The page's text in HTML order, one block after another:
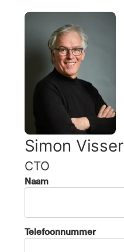
Simon Visser
CTO
Naam
Telefoonnummer